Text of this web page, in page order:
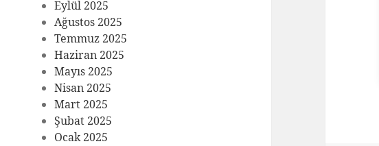
Eylül 2025
Ağustos 2025
Temmuz 2025
Haziran 2025
Mayıs 2025
Nisan 2025
Mart 2025
Şubat 2025
Ocak 2025